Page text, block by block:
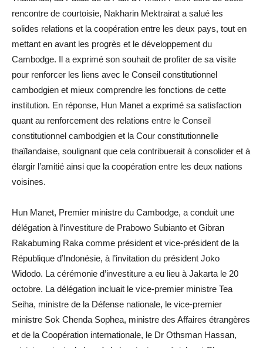
rencontre de courtoisie, Nakharin Mektrairat a salué les
solides relations et la coopération entre les deux pays, tout en
mettant en avant les progrès et le développement du
Cambodge. Il a exprimé son souhait de profiter de sa visite
pour renforcer les liens avec le Conseil constitutionnel
cambodgien et mieux comprendre les fonctions de cette
institution. En réponse, Hun Manet a exprimé sa satisfaction
quant au renforcement des relations entre le Conseil
constitutionnel cambodgien et la Cour constitutionnelle
thaïlandaise, soulignant que cela contribuerait à consolider et à
élargir l’amitié ainsi que la coopération entre les deux nations
voisines.
Hun Manet, Premier ministre du Cambodge, a conduit une
délégation à l’investiture de Prabowo Subianto et Gibran
Rakabuming Raka comme président et vice-président de la
République d’Indonésie, à l’invitation du président Joko
Widodo. La cérémonie d’investiture a eu lieu à Jakarta le 20
octobre. La délégation incluait le vice-premier ministre Tea
Seiha, ministre de la Défense nationale, le vice-premier
ministre Sok Chenda Sophea, ministre des Affaires étrangères
et de la Coopération internationale, le Dr Othsman Hassan,